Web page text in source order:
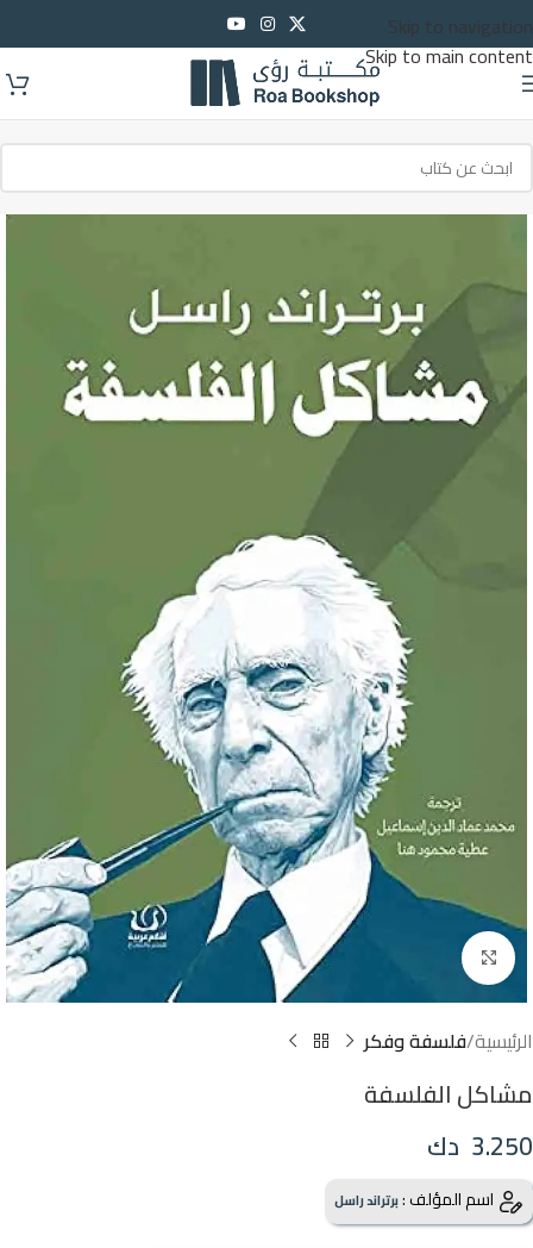
Skip to navigation
Skip to main content
Click to enlarge
الرئيسية فلسفة وفكر
مشاكل الفلسفة
3.250 دك
اسم المؤلف :برتراند راسل